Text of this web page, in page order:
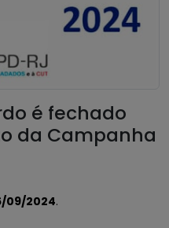
é fechado
da Campanha
09/2024.